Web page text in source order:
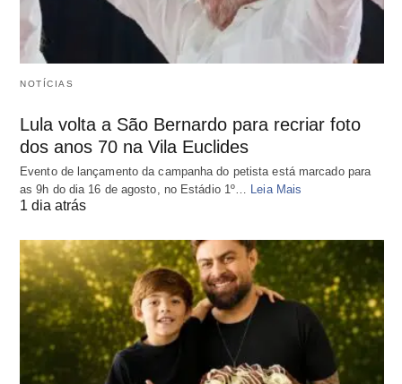
NOTÍCIAS
Lula volta a São Bernardo para recriar foto
dos anos 70 na Vila Euclides
Evento de lançamento da campanha do petista está marcado para
as 9h do dia 16 de agosto, no Estádio 1º…
Leia Mais
1 dia atrás